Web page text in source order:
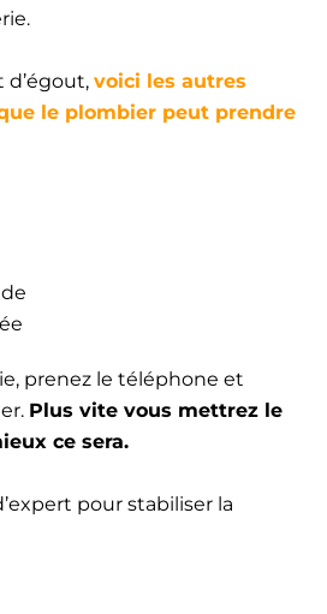
voici les autres
le plombier peut prendre
prenez le téléphone et
Plus vite vous mettrez le
ce sera.
pour stabiliser la